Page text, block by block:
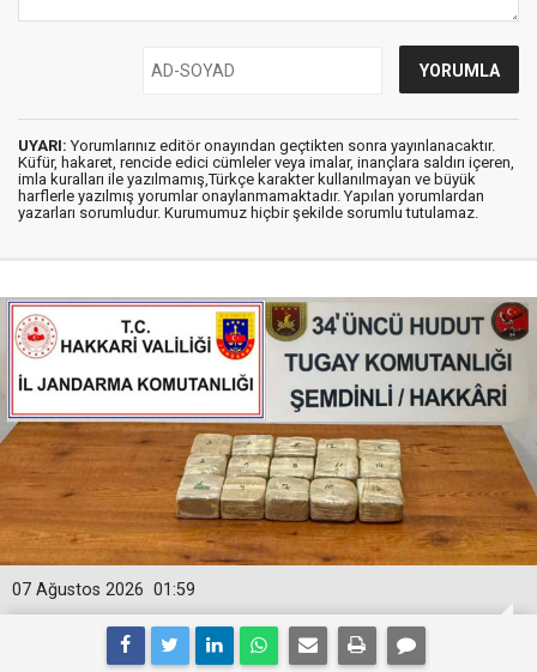
UYARI: Yorumlarınız editör onayından geçtikten sonra yayınlanacaktır.
Küfür, hakaret, rencide edici cümleler veya imalar, inançlara saldırı içeren,
imla kuralları ile yazılmamış,Türkçe karakter kullanılmayan ve büyük
harflerle yazılmış yorumlar onaylanmamaktadır. Yapılan yorumlardan
yazarları sorumludur. Kurumumuz hiçbir şekilde sorumlu tutulamaz.
01:59
07 Ağustos 2026